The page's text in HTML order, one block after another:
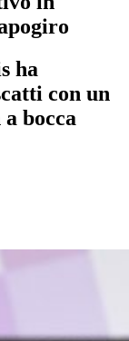
ha
con un
bocca